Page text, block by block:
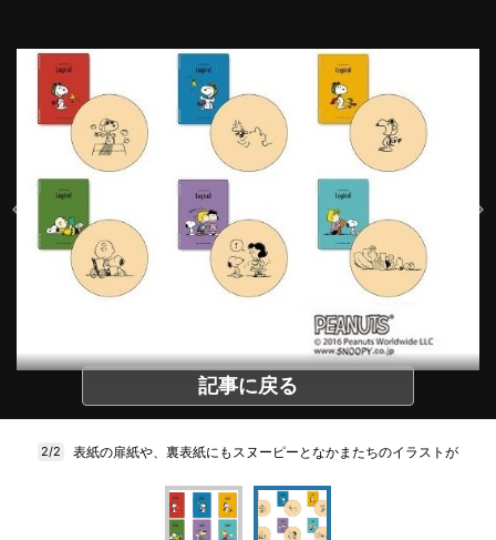
記事に戻る
2/2 表紙の扉紙や、裏表紙にもスヌーピーとなかまたちのイラストが